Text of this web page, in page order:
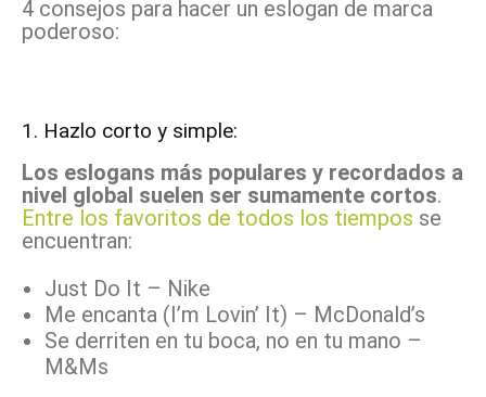
4 consejos para hacer un eslogan de marca
poderoso:
1. Hazlo corto y simple:
Los eslogans más populares y recordados a
nivel global suelen ser sumamente cortos.
Entre los favoritos de todos los tiempos se
encuentran:
Just Do It – Nike
Me encanta (I’m Lovin’ It) – McDonald’s
Se derriten en tu boca, no en tu mano –
M&Ms